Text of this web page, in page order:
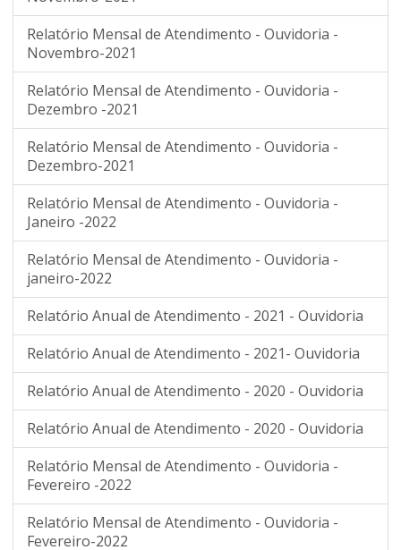
Relatório Mensal de Atendimento - Ouvidoria -
Novembro-2021
Relatório Mensal de Atendimento - Ouvidoria -
Dezembro -2021
Relatório Mensal de Atendimento - Ouvidoria -
Dezembro-2021
Relatório Mensal de Atendimento - Ouvidoria -
Janeiro -2022
Relatório Mensal de Atendimento - Ouvidoria -
janeiro-2022
Relatório Anual de Atendimento - 2021 - Ouvidoria
Relatório Anual de Atendimento - 2021- Ouvidoria
Relatório Anual de Atendimento - 2020 - Ouvidoria
Relatório Anual de Atendimento - 2020 - Ouvidoria
Relatório Mensal de Atendimento - Ouvidoria -
Fevereiro -2022
Relatório Mensal de Atendimento - Ouvidoria -
Fevereiro-2022